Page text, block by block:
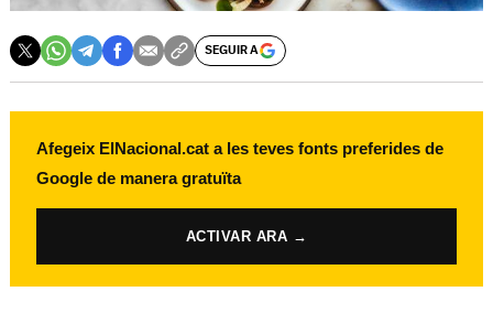
SEGUIR A
Afegeix ElNacional.cat a les teves fonts preferides de
Google de manera gratuïta
ACTIVAR ARA →